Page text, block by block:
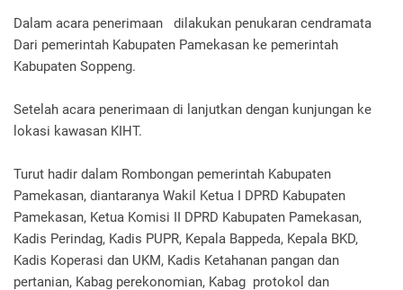
Dalam acara penerimaan dilakukan penukaran cendramata
Dari pemerintah Kabupaten Pamekasan ke pemerintah
Kabupaten Soppeng.
Setelah acara penerimaan di lanjutkan dengan kunjungan ke
lokasi kawasan KIHT.
Turut hadir dalam Rombongan pemerintah Kabupaten
Pamekasan, diantaranya Wakil Ketua I DPRD Kabupaten
Pamekasan, Ketua Komisi II DPRD Kabupaten Pamekasan,
Kadis Perindag, Kadis PUPR, Kepala Bappeda, Kepala BKD,
Kadis Koperasi dan UKM, Kadis Ketahanan pangan dan
pertanian, Kabag perekonomian, Kabag protokol dan